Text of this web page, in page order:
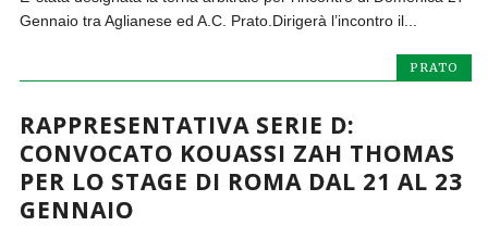
Gennaio tra Aglianese ed A.C. Prato.Dirigerà l’incontro il...
PRATO
RAPPRESENTATIVA SERIE D:
CONVOCATO KOUASSI ZAH THOMAS
PER LO STAGE DI ROMA DAL 21 AL 23
GENNAIO